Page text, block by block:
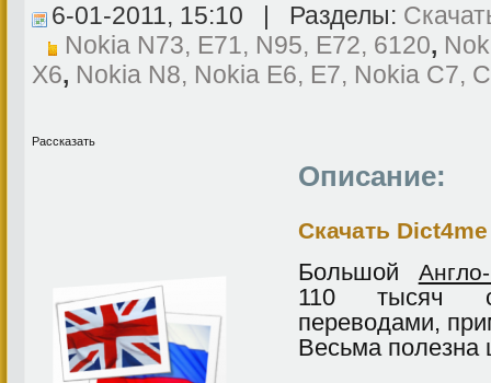
6-01-2011, 15:10 | Разделы:
Nokia N73, E71, N95, E72, 6120,
X6, Nokia N8, Nokia E6, E7, Nokia C7,
Рассказать
Описание:
Скачать Dict4me
Большой
110 тысяч
переводами,
Весьма полезна